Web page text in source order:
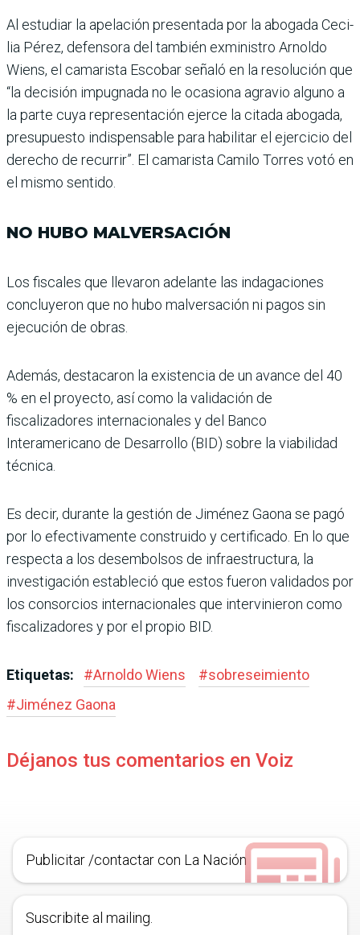
Al estudiar la apelación pre­sentada por la abogada Ceci­
lia Pérez, defensora del tam­bién exministro Arnoldo
Wiens, el camarista Escobar señaló en la resolución que
“la decisión impugnada no le ocasiona agravio alguno a
la parte cuya representación ejerce la citada abogada,
pre­supuesto indispensable para habilitar el ejercicio del
dere­cho de recurrir”. El cama­rista Camilo Torres votó en
el mismo sentido.
NO HUBO MALVERSACIÓN
Los fiscales que llevaron ade­lante las indagaciones
con­cluyeron que no hubo malver­sación ni pagos sin
ejecución de obras.
Además, destacaron la exis­tencia de un avance del 40
% en el proyecto, así como la validación de
fiscalizadores internacionales y del Banco
Interamericano de Desarro­llo (BID) sobre la viabilidad
técnica.
Es decir, durante la gestión de Jiménez Gaona se pagó
por lo efectivamente construido y certificado. En lo que
res­pecta a los desembolsos de infraestructura, la
investi­gación estableció que estos fueron validados por
los con­sorcios internacionales que intervinieron como
fiscali­zadores y por el propio BID.
Etiquetas: #Arnoldo Wiens #sobreseimiento
#Jiménez Gaona
Déjanos tus comentarios en Voiz
Publicitar /contactar con La Nación
Suscribite al mailing.